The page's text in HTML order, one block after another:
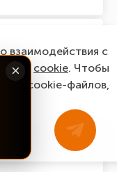
М6*16 цинк
×
взаимодействия с
cookie. Чтобы
cookie-файлов,